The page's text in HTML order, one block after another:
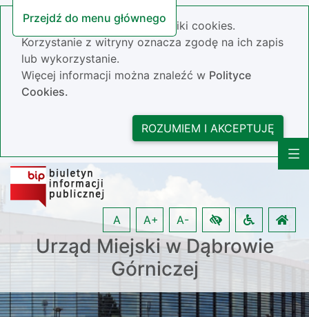
Przejdź do menu głównego
Nasza strona wykorzystuje pliki cookies.
Korzystanie z witryny oznacza zgodę na ich zapis
lub wykorzystanie.
Więcej informacji można znaleźć w Polityce
Cookies.
ROZUMIEM I AKCEPTUJĘ
Urząd Miejski w Dąbrowie
Górniczej
A A+ A-